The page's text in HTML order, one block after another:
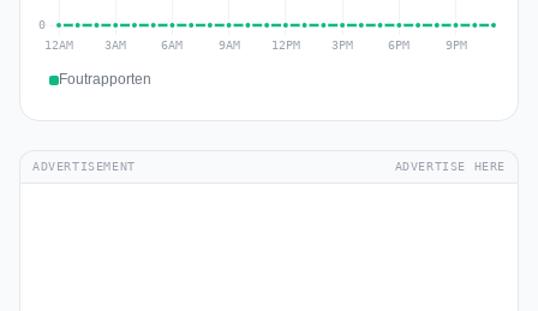
Foutrapporten
ADVERTISEMENT ADVERTISE HERE